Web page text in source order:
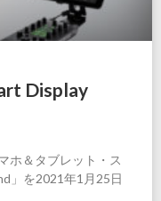
Display
ホ＆タブレット・ス
」を2021年1月25日